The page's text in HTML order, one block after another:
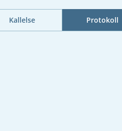
Kallelse Protokoll